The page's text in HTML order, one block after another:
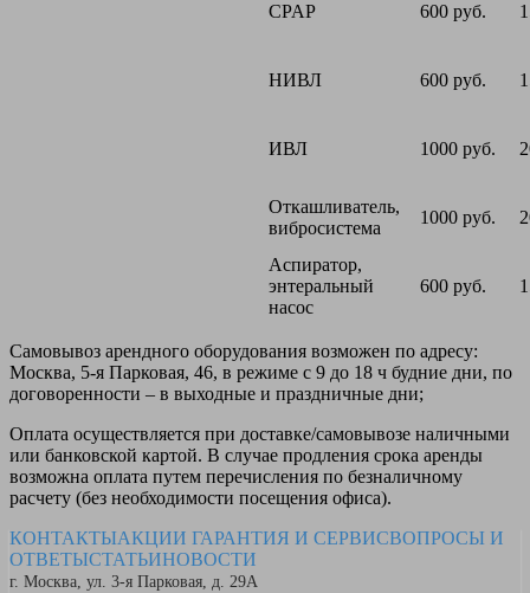
CPAP 600 руб.
НИВЛ 600 руб.
ИВЛ 1000 руб.
Откашливатель,
вибросистема
1000 руб.
Аспиратор,
энтеральный
насос
600 руб.
Самовывоз арендного оборудования возможен по адресу:
Москва, 5-я Парковая, 46, в режиме с 9 до 18 ч будние дни, по
договоренности – в выходные и праздничные дни;
Оплата осуществляется при доставке/самовывозе наличными
или банковской картой. В случае продления срока аренды
возможна оплата путем перечисления по безналичному
расчету (без необходимости посещения офиса).
КОНТАКТЫАКЦИИ ГАРАНТИЯ И СЕРВИСВОПРОСЫ И
ОТВЕТЫСТАТЬИНОВОСТИ
г. Москва, ул. 3-я Парковая, д. 29А